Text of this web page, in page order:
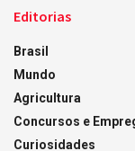
Editorias
Brasil
Mundo
Agricultura
Concursos e
Curiosidades